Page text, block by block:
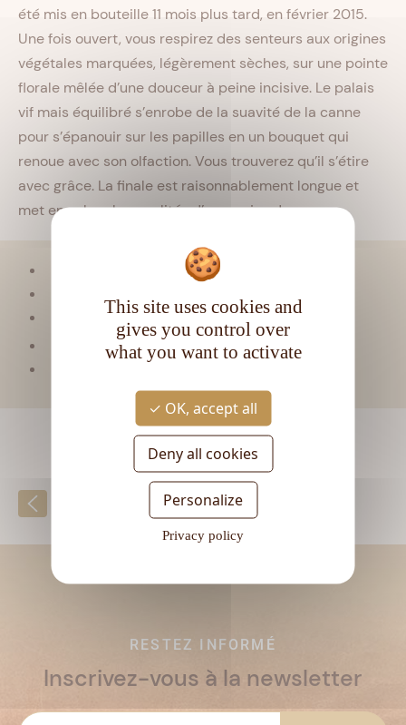
été mis en bouteille 11 mois plus tard, en février 2015.
Une fois ouvert, vous respirez des senteurs aux origines
végétales marquées, légèrement sèches, sur une pointe
florale mêlée d’une douceur à peine incisive. Le palais
vif mais équilibré s’enrobe de la suavité de la canne
pour s’épanouir sur les papilles en un bouquet qui
renoue avec son olfaction. Vous trouverez qu’il s’étire
avec grâce. La finale est raisonnablement longue et
met en valeur les qualités d’unpur jus de canne.
Tropical
Type de rhum :Blanc
Contenance :70
Retour à la liste
RESTEZ INFORMÉ
Inscrivez-vous à la newsletter
This site uses cookies and
gives you control over
what you want to activate
OK, accept all
Deny all cookies
Personalize
Privacy policy